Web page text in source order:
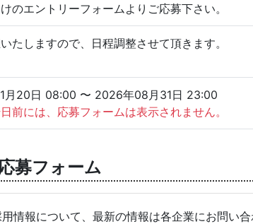
のエントリーフォームよりご応募下さい。
たしますので、日程調整させて頂きます。
月20日 08:00 〜 2026年08月31日 23:00
前には、応募フォームは表示されません。
募フォーム
情報について、最新の情報は各企業にお問い合